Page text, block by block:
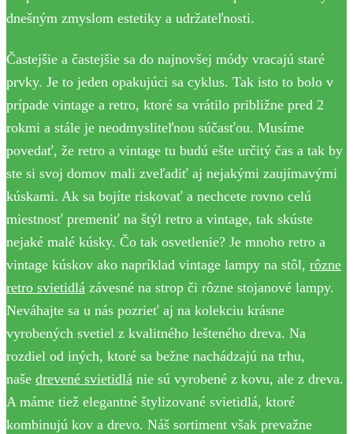
dnešným zmyslom estetiky a udržateľnosti.
Častejšie a častejšie sa do najnovšej módy vracajú staré
prvky. Je to jeden opakujúci sa cyklus. Tak isto to bolo v
prípade vintage a retro, ktoré sa vrátilo približne pred 2
rokmi a stále je neodmysliteľnou súčasťou. Musíme
povedať, že retro a vintage tu budú ešte určitý čas a tak by
ste si svoj domov mali zveľadiť aj nejakými zaujímavými
kúskami. Ak sa bojíte riskovať a nechcete rovno celú
miestnosť premeniť na štýl retro a vintage, tak skúste
nejaké malé kúsky. Čo tak osvetlenie? Je mnoho retro a
vintage kúskov ako napríklad vintage lampy na stôl, rôzne
retro svietidlá závesné na strop či rôzne stojanové lampy.
Neváhajte sa u nás pozrieť aj na kolekciu krásne
vyrobených svetiel z kvalitného lešteného dreva. Na
rozdiel od iných, ktoré sa bežne nachádzajú na trhu,
naše drevené svietidlá nie sú vyrobené z kovu, ale z dreva.
A máme tiež elegantné štylizované svietidlá, ktoré
kombinujú kov a drevo. Náš sortiment však prevažne